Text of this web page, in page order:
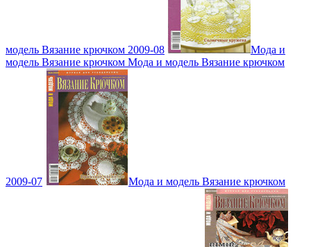
модель Вязание крючком 2009-08
Мода и
модель Вязание крючком Мода и модель Вязание крючком
2009-07 Мода и модель Вязание крючком